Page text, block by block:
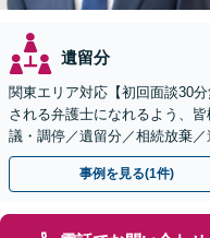
遺留分
関東エリア対応【初回面談30
される弁護士になれるよう、
議・調停／遺留分／相続放棄
族との交渉や書面作成等も◎
事例を見る(1件)